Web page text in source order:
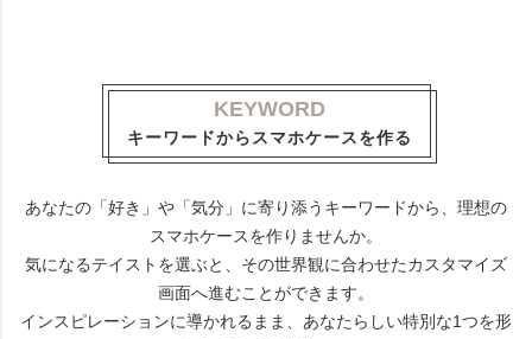
KEYWORD
キーワードからスマホケースを作る
あなたの「好き」や「気分」に寄り添うキーワードから、理想の
スマホケースを作りませんか。
気になるテイストを選ぶと、その世界観に合わせたカスタマイズ
画面へ進むことができます。
インスピレーションに導かれるまま、あなたらしい特別な1つを形